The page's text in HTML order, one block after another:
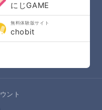
にじGAME
無料体験版サイト
chobit
ント